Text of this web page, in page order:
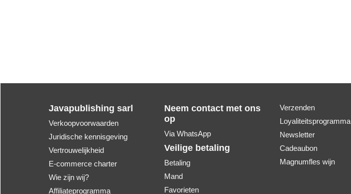
Javapublishing sarl
Verkoopvoorwaarden
Juridische kennisgeving
Vertrouwelijkheid
E-commerce charter
Wie zijn wij?
Affiliateprogramma
Neem contact met ons
op
Via WhatsApp
Veilige betaling
Betaling
Mand
Favorieten
Verzenden
Loyaliteitsprogramma
Newsletter
Cadeaubon
Magnumfles wijn